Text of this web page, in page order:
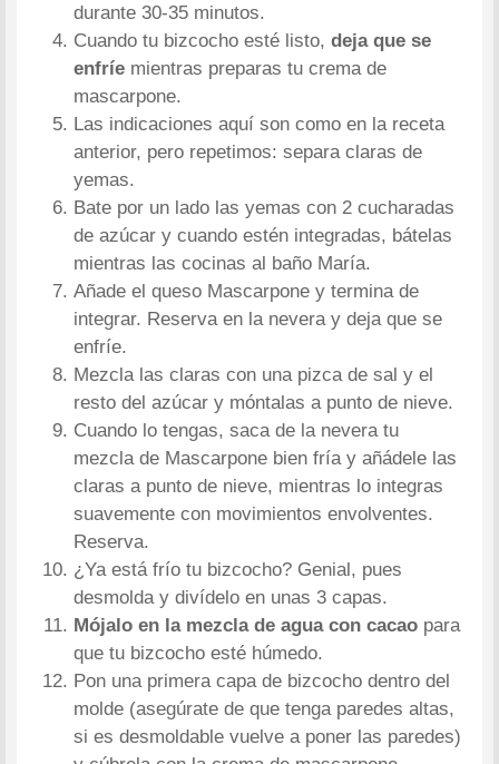
durante 30-35 minutos.
Cuando tu bizcocho esté listo,deja que se
enfríe mientras preparas tu crema de
mascarpone.
Las indicaciones aquí son como en la receta
anterior, pero repetimos: separa claras de
yemas.
Bate por un lado las yemas con 2 cucharadas
de azúcar y cuando estén integradas, bátelas
mientras las cocinas al baño María.
Añade el queso Mascarpone y termina de
integrar. Reserva en la nevera y deja que se
enfríe.
Mezcla las claras con una pizca de sal y el
resto del azúcar y móntalas a punto de nieve.
Cuando lo tengas, saca de la nevera tu
mezcla de Mascarpone bien fría y añádele las
claras a punto de nieve, mientras lo integras
suavemente con movimientos envolventes.
Reserva.
¿Ya está frío tu bizcocho? Genial, pues
desmolda y divídelo en unas 3 capas.
Mójalo en la mezcla de agua con cacao para
que tu bizcocho esté húmedo.
Pon una primera capa de bizcocho dentro del
molde (asegúrate de que tenga paredes altas,
si es desmoldable vuelve a poner las paredes)